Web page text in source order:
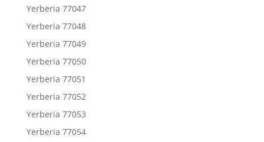
Yerberia 77047
Yerberia 77048
Yerberia 77049
Yerberia 77050
Yerberia 77051
Yerberia 77052
Yerberia 77053
Yerberia 77054